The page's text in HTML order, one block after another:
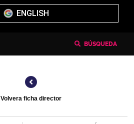
ENGLISH
BÚSQUEDA
Volvera ficha director